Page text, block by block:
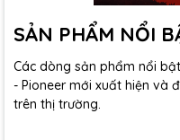
SẢN PHẨM NỔI
Các dòng sản phẩm nổi
- Pioneer mới xuất hiện và
trên thị trường.